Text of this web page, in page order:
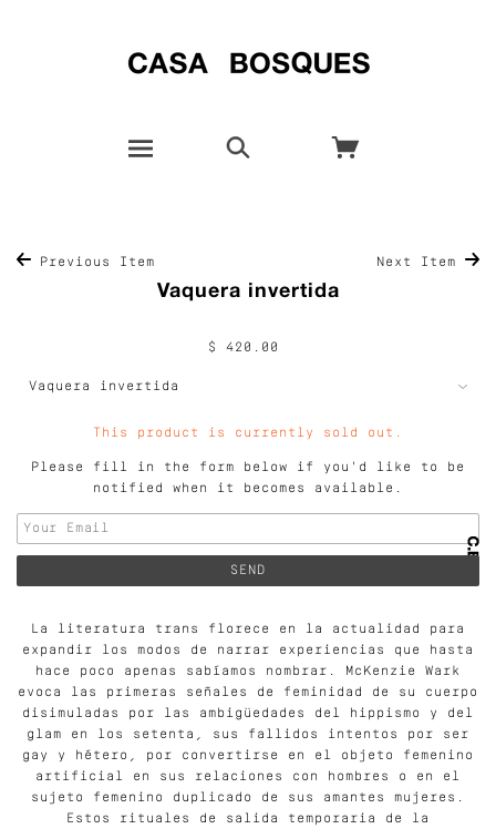
Previous Item Next Item
Vaquera invertida
$ 420.00
This product is currently sold out.
Please fill in the form below if you'd like to be
notified when it becomes available.
La literatura trans florece en la actualidad para
expandir los modos de narrar experiencias que hasta
hace poco apenas sabíamos nombrar. McKenzie Wark
evoca las primeras señales de feminidad de su cuerpo
disimuladas por las ambigüedades del hippismo y del
glam en los setenta, sus fallidos intentos por ser
gay y hétero, por convertirse en el objeto femenino
artificial en sus relaciones con hombres o en el
sujeto femenino duplicado de sus amantes mujeres.
Estos rituales de salida temporaria de la